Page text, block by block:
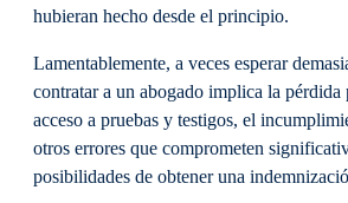
hubieran hecho desde el principio.
Lamentablemente, a veces esperar
contratar a un abogado implica la pérdida
acceso a pruebas y testigos, el
otros errores que comprometen
posibilidades de obtener una